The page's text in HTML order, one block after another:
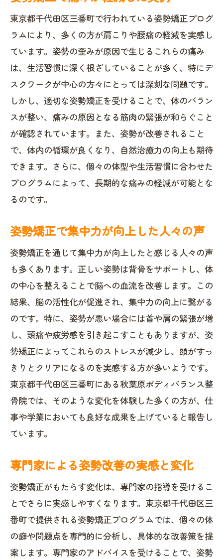
東京都千代田区三番町で行われている姿勢矯正プログ
ラムにより、多くの方が肩こりや腰痛の軽減を実感し
ています。姿勢の歪みが原因で生じるこれらの痛み
は、生活習慣に深く根ざしていることが多く、特にデ
スクワークが中心の方々にとっては深刻な問題です。
しかし、適切な姿勢矯正を受けることで、体のバラン
スが整い、痛みの原因となる筋肉の緊張が和らぐこと
が確認されています。また、姿勢が改善されること
で、体内の循環が良くなり、自然治癒力の向上も期待
できます。さらに、個々の体型や生活習慣に合わせた
プログラムによって、長期的な痛みの軽減が可能とな
るのです。
姿勢矯正で集中力が向上した人々の声
姿勢矯正を通じて集中力が向上したと感じる人々の声
も多くあります。正しい姿勢は背骨をサポートし、体
の中心を整えることで脳への血流を改善します。この
結果、脳の活性化が促進され、集中力の向上に繋がる
のです。特に、姿勢が悪い場合には首や肩の緊張が増
し、頭痛や疲労感を引き起こすこともありますが、姿
勢矯正によってこれらのストレスが減少し、頭がすっ
きりとクリアになるのを実感する方が多いようです。
東京都千代田区三番町にある秋葉原ボディバランス整
骨院では、そのような変化を体験した多くの方が、仕
事や学業においても良好な成果を上げていると報告し
ています。
専門家による姿勢改善の実感と変化
姿勢矯正がもたらす変化は、専門家の指導を受けるこ
とでさらに実感しやすくなります。東京都千代田区三
番町で提供される姿勢矯正プログラムでは、個々の体
の癖や問題点を専門的に分析し、具体的な改善策を提
案します。専門家のアドバイスを受けることで、姿勢